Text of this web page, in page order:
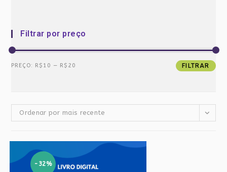
Filtrar por preço
Preço
Preço
FILTRAR
PREÇO: R$10 — R$20
Ordenar por mais recente
-32%